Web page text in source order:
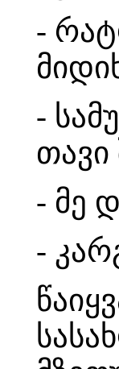
-
-
თავი
- მე
-